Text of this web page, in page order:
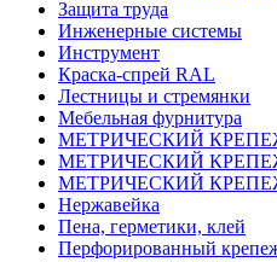
Защита труда
Инженерные системы
Инструмент
Краска-спрей RAL
Лестницы и стремянки
Мебельная фурнитура
МЕТРИЧЕСКИЙ
МЕТРИЧЕСКИЙ КРЕПЕЖ
МЕТРИЧЕСКИЙ КРЕПЕЖ
Нержавейка
Пена, герметики, клей
Перфорированный